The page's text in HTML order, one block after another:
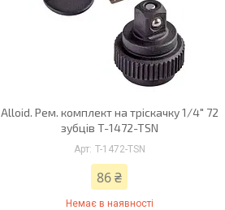
Alloid. Рем. комплект на тріскачку 1/4" 72
зубців T-1472-TSN
T-1472-TSN
86 ₴
Немає в наявності